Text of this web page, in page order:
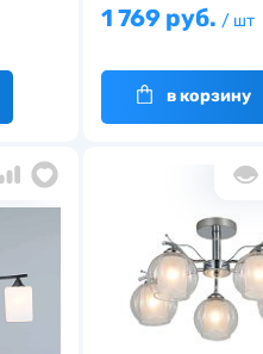
1 769 руб. / шт
в корзину